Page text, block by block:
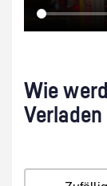
Wie